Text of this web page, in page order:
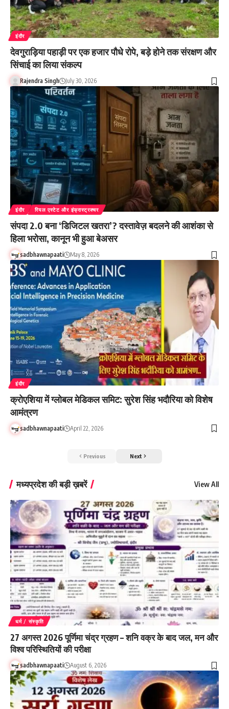
इंदौर
देवगुराड़िया पहाड़ी पर एक हजार पौधे रोपे, बड़े होने तक संरक्षण और
सिंचाई का लिया संकल्प
Rajendra Singh July 30, 2026
इंदौर रियल एस्टेट और इंफ्रास्ट्रक्चर
संपदा 2.0 बना ‘डिजिटल खतरा’? दस्तावेज़ बदलने की आशंका से
हिला भरोसा, कानून भी हुआ बेअसर
sadbhawnapaati May 8, 2026
इंदौर
क्रोएशिया में ग्लोबल मेडिकल समिट: सुरेश सिंह भदौरिया को विशेष
आमंत्रण
sadbhawnapaati April 22, 2026
Previous Next
मध्यप्रदेश की बड़ी ख़बरें View All
धर्म / संस्कृति
27 अगस्त 2026 पूर्णिमा चंद्र ग्रहण – शनि वक्र के बाद जल, मन और
विश्व परिस्थितियों की परीक्षा
sadbhawnapaati August 6, 2026